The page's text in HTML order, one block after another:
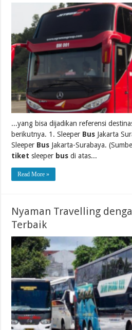
...yang bisa dijadikan referensi
berikutnya. 1. Sleeper Bus Jakarta
Sleeper Bus Jakarta-Surabaya.
tiket sleeper bus di atas...
Read More »
Nyaman Travelling
Terbaik